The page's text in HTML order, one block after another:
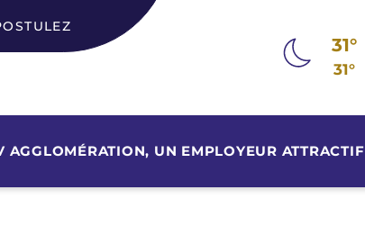
31°
31°
AGGLOMÉRATION, UN EMPLOYEUR ATTRACTIF